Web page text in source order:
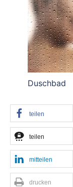
Duschbad
teilen
teilen
mitteilen
drucken